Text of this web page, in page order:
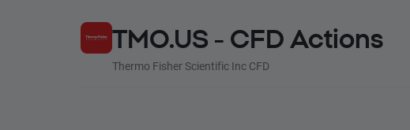
TMO.US - CFD Actions
Thermo Fisher Scientific Inc CFD